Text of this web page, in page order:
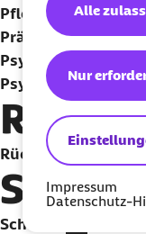
Nur
Alle
Impressum
Datenschutz-
Pflege
Prävention
Psychische
Psychische
R
Rückengesundheit
S
Schlafen